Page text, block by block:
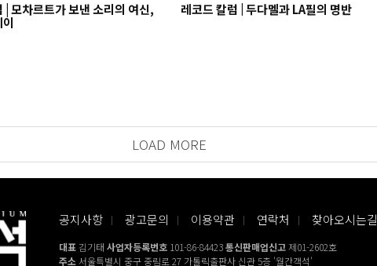
| 모차르트가 보낸 소리의 여신,
레코드 칼럼 | 두다멜과 LA필의 명반
LOAD MORE
공지사항 광고문의 이용약관 연락처 찾아오시는길
대표김기태 사업자등록번호 101-86-84423통신판매업신고제01-2602호
주소서울특별시 중구 중림로 27 가톨릭출판사 신관 5층 '월간객석'